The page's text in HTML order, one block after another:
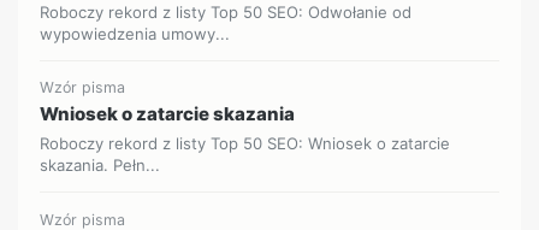
Roboczy rekord z listy Top 50 SEO: Odwołanie od
wypowiedzenia umowy...
Wzór pisma
Wniosek o zatarcie skazania
Roboczy rekord z listy Top 50 SEO: Wniosek o zatarcie
skazania. Pełn...
Wzór pisma